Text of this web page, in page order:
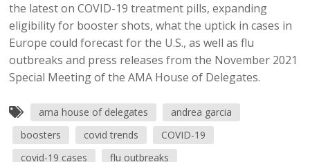
the latest on COVID-19 treatment pills, expanding
eligibility for booster shots, what the uptick in cases in
Europe could forecast for the U.S., as well as flu
outbreaks and press releases from the November 2021
Special Meeting of the AMA House of Delegates.
ama house of delegates
andrea garcia
boosters
covid trends
COVID-19
covid-19 cases
flu outbreaks